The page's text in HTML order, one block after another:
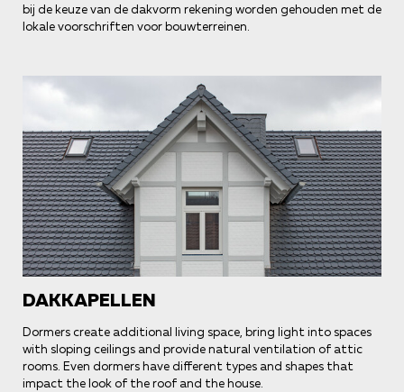
bij de keuze van de dakvorm rekening worden gehouden met de
lokale voorschriften voor bouwterreinen.
DAKKAPELLEN
Dormers create additional living space, bring light into spaces
with sloping ceilings and provide natural ventilation of attic
rooms. Even dormers have different types and shapes that
impact the look of the roof and the house.